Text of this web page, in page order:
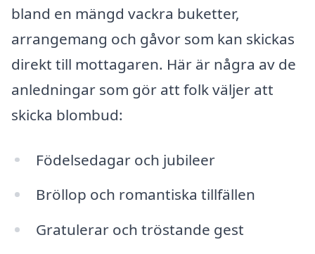
bland en mängd vackra buketter,
arrangemang och gåvor som kan skickas
direkt till mottagaren. Här är några av de
anledningar som gör att folk väljer att
skicka blombud:
Födelsedagar och jubileer
Bröllop och romantiska tillfällen
Gratulerar och tröstande gest